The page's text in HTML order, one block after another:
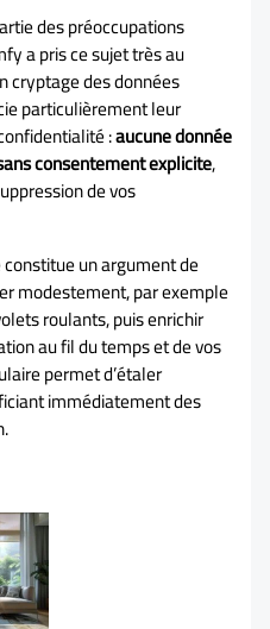
des préoccupations
a pris ce sujet très au
cryptage des données
particulièrement leur
:aucune donnée
consentement explicite,
de vos
un argument de
modestement, par exemple
roulants, puis enrichir
au fil du temps et de vos
permet d’étaler
immédiatement des